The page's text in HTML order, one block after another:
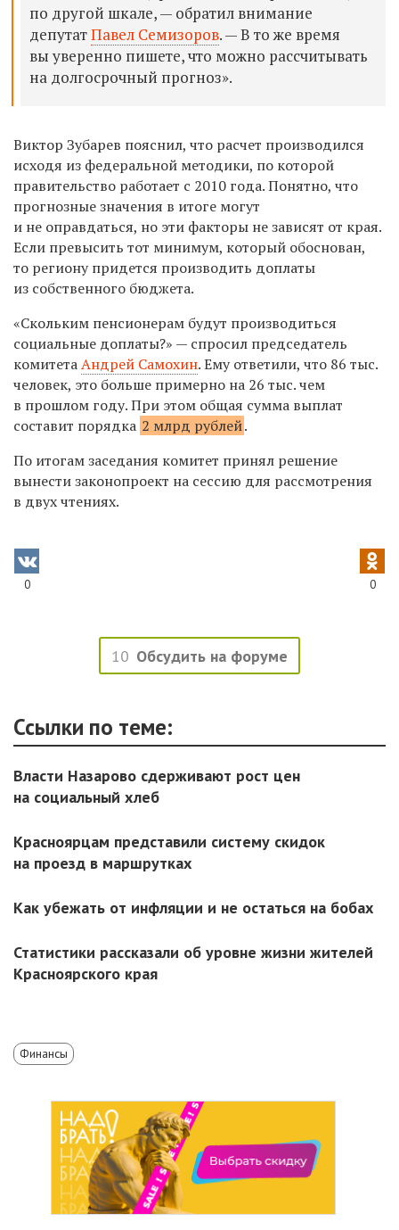
по другой шкале, — обратил внимание
депутатПавел Семизоров. — В то же время
вы уверенно пишете, что можно рассчитывать
на долгосрочный прогноз».
Виктор Зубарев пояснил, что расчет производился
исходя из федеральной методики, по которой
правительство работает с 2010 года. Понятно, что
прогнозные значения в итоге могут
и не оправдаться, но эти факторы не зависят от края.
Если превысить тот минимум, который обоснован,
то региону придется производить доплаты
из собственного бюджета.
«Скольким пенсионерам будут производиться
социальные доплаты?» — спросил председатель
комитетаАндрей Самохин. Ему ответили, что 86 тыс.
человек, это больше примерно на 26 тыс. чем
в прошлом году. При этом общая сумма выплат
составит порядка 2 млрд рублей.
По итогам заседания комитет принял решение
вынести законопроект на сессию для рассмотрения
в двух чтениях.
0 0
10 Обсудить на форуме
Ссылки по теме:
Власти Назарово сдерживают рост цен
на социальный хлеб
Красноярцам представили систему скидок
на проезд в маршрутках
Как убежать от инфляции и не остаться на бобах
Статистики рассказали об уровне жизни жителей
Красноярского края
Финансы